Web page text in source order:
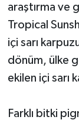
araştırma ve
Tropical
içi sarı
dönüm, ülke
ekilen içi sarı
Farklı bitki